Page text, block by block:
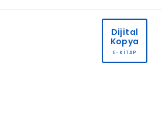
Dijital
Kopya
E-KİTAP